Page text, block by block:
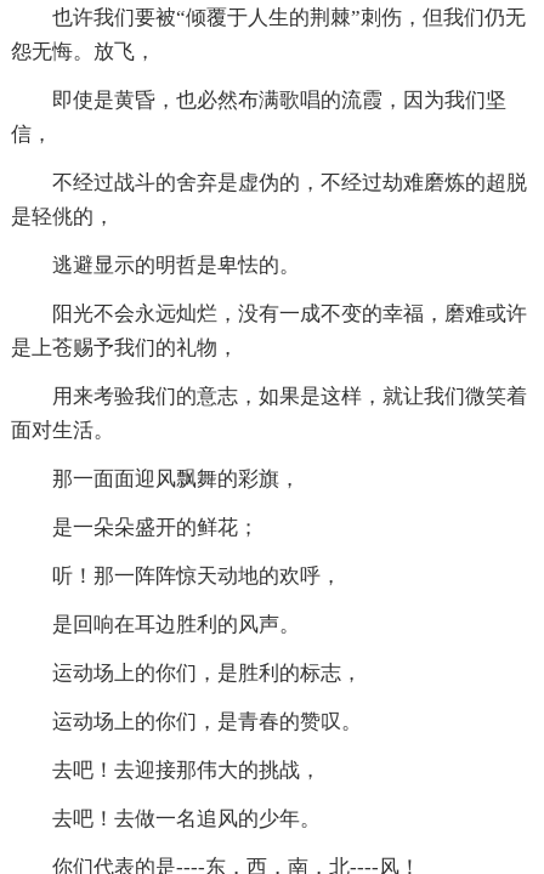
也许我们要被“倾覆于人生的荆棘”刺伤，但我们仍无
怨无悔。放飞，
即使是黄昏，也必然布满歌唱的流霞，因为我们坚
信，
不经过战斗的舍弃是虚伪的，不经过劫难磨炼的超脱
是轻佻的，
逃避显示的明哲是卑怯的。
阳光不会永远灿烂，没有一成不变的幸福，磨难或许
是上苍赐予我们的礼物，
用来考验我们的意志，如果是这样，就让我们微笑着
面对生活。
那一面面迎风飘舞的彩旗，
是一朵朵盛开的鲜花；
听！那一阵阵惊天动地的欢呼，
是回响在耳边胜利的风声。
运动场上的你们，是胜利的标志，
运动场上的你们，是青春的赞叹。
去吧！去迎接那伟大的挑战，
去吧！去做一名追风的少年。
你们代表的是----东，西，南，北----风！